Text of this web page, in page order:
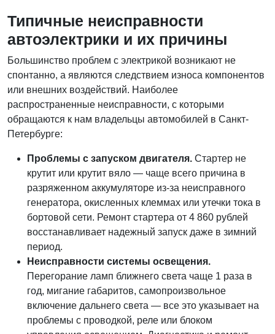
Типичные неисправности
автоэлектрики и их причины
Большинство проблем с электрикой возникают не
спонтанно, а являются следствием износа компонентов
или внешних воздействий. Наиболее
распространенные неисправности, с которыми
обращаются к нам владельцы автомобилей в Санкт-
Петербурге:
Проблемы с запуском двигателя. Стартер не
крутит или крутит вяло — чаще всего причина в
разряженном аккумуляторе из-за неисправного
генератора, окисленных клеммах или утечки тока в
бортовой сети. Ремонт стартера от 4 860 рублей
восстанавливает надежный запуск даже в зимний
период.
Неисправности системы освещения.
Перегорание ламп ближнего света чаще 1 раза в
год, мигание габаритов, самопроизвольное
включение дальнего света — все это указывает на
проблемы с проводкой, реле или блоком